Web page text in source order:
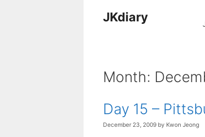
JKdiary
Month:
Day 15 –
December 23, 2009 by Kwon Jeong